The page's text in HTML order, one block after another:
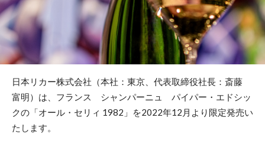
日本リカー株式会社（本社：東京、代表取締役社長：斎藤
富明）は、フランス シャンパーニュ パイパー・エドシッ
クの「オール・セリィ 1982」を2022年12月より限定発売い
たします。